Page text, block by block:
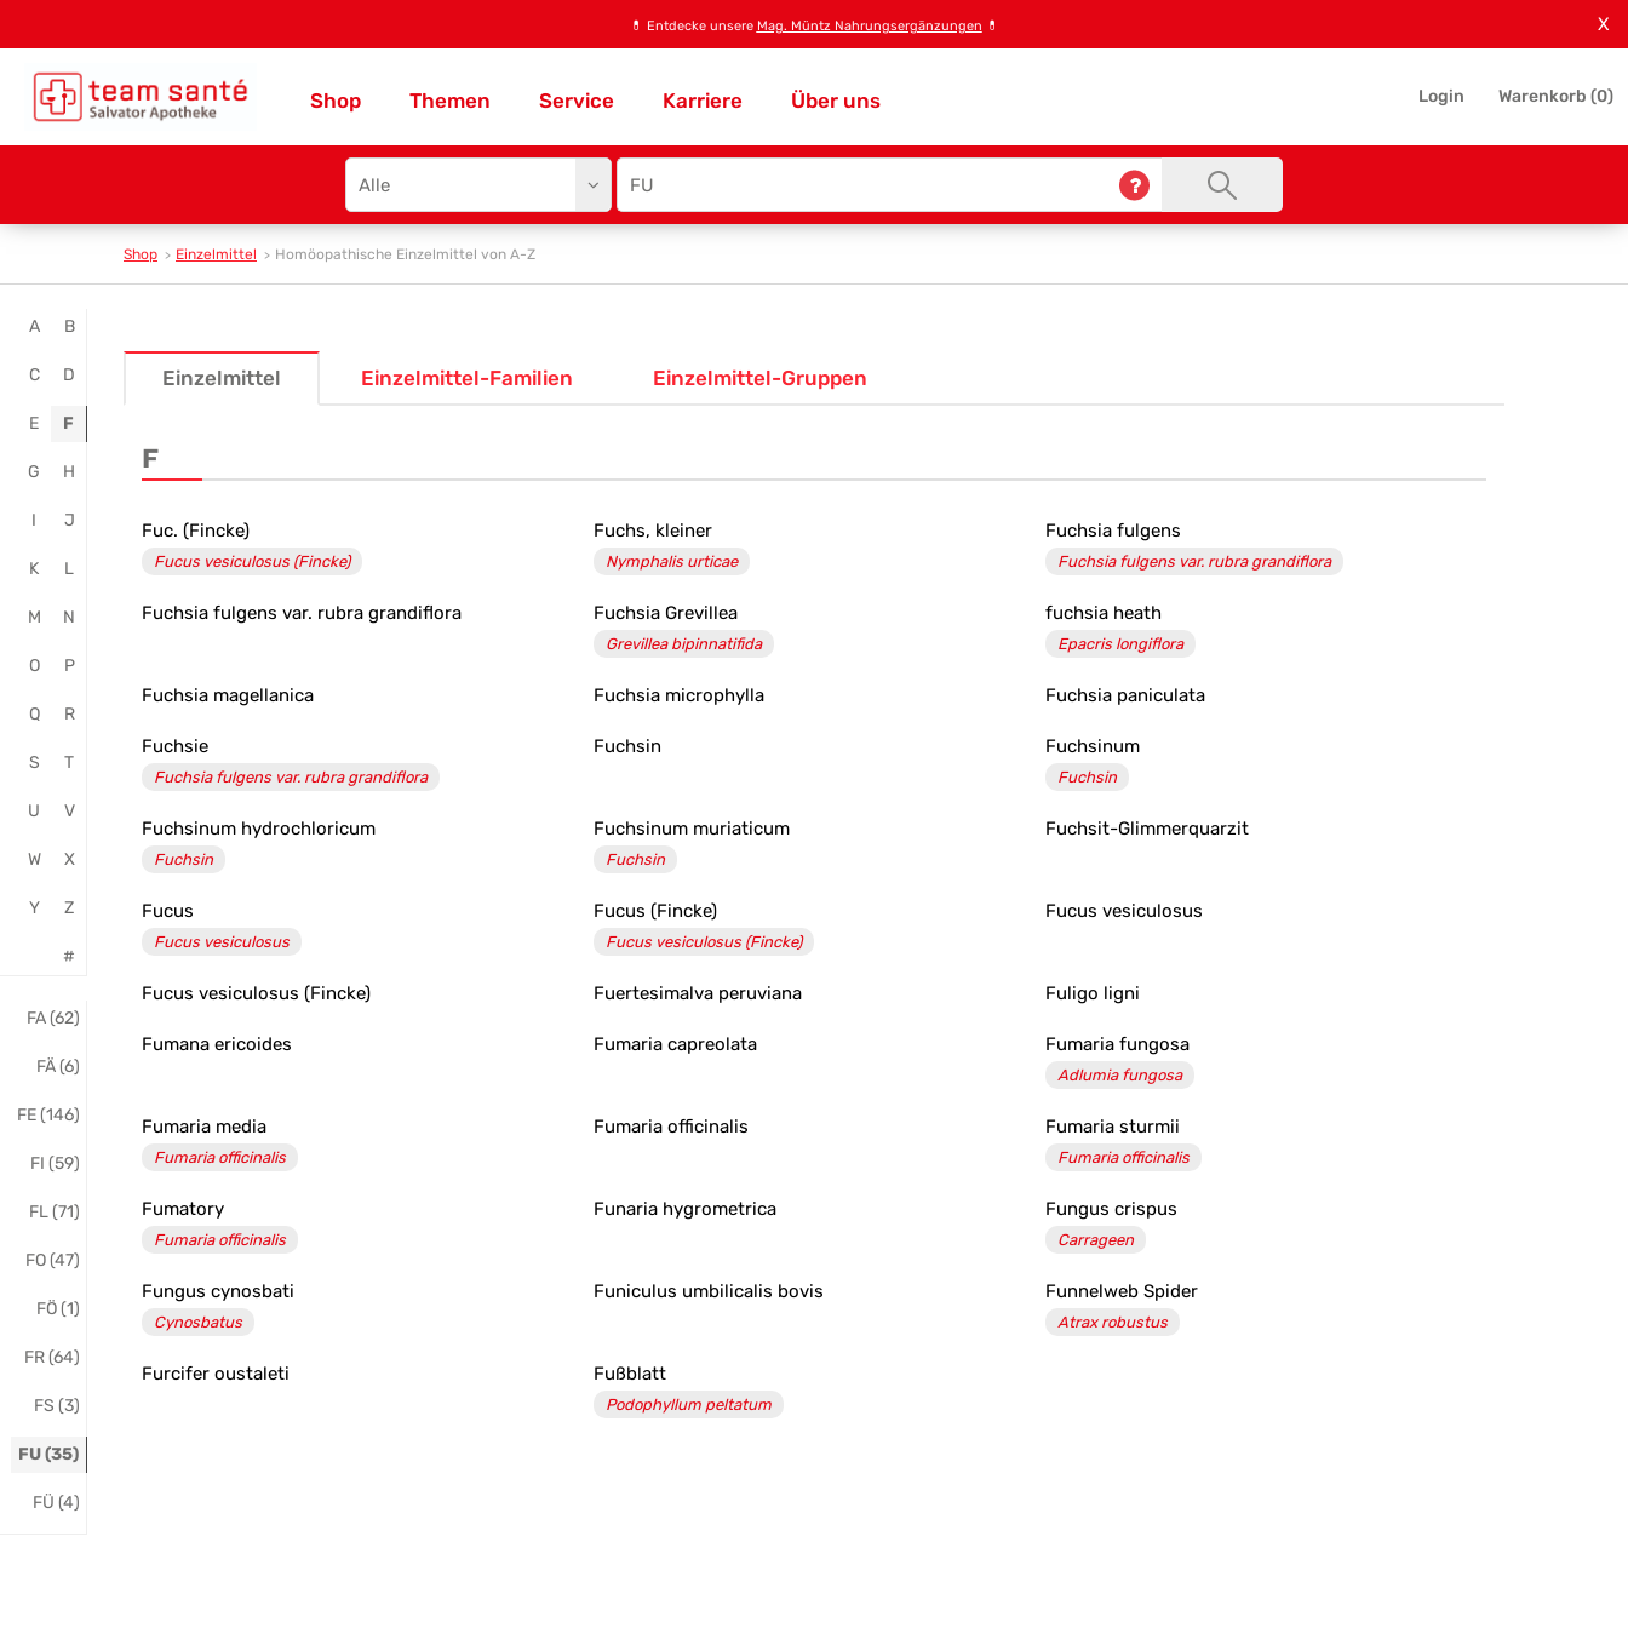
💊 Entdecke unsere Mag. Müntz Nahrungsergänzungen 💊 X
Shop Themen Service Karriere Über uns Login Warenkorb (0)
Search
type
Site
search
Shop Einzelmittel Homöopathische Einzelmittel von A-Z
A B
C D
E F
G H
I J
K L
M N
O P
Q R
S T
U V
W X
Y Z
#
FA (62)
FÄ (6)
FE (146)
FI (59)
FL (71)
FO (47)
FÖ (1)
FR (64)
FS (3)
FU (35)
FÜ (4)
Homöopathie
kaufen
Team
Santé
Salvator
Apotheke
Einzelmittel Einzelmittel-Familien Einzelmittel-Gruppen
F
Fuc. (Fincke)
Fucus vesiculosus (Fincke)
Fuchs, kleiner
Nymphalis urticae
Fuchsia fulgens
Fuchsia fulgens var. rubra grandiflora
Fuchsia fulgens var. rubra grandiflora Fuchsia Grevillea
Grevillea bipinnatifida
fuchsia heath
Epacris longiflora
Fuchsia magellanica Fuchsia microphylla Fuchsia paniculata
Fuchsie
Fuchsia fulgens var. rubra grandiflora
Fuchsin Fuchsinum
Fuchsin
Fuchsinum hydrochloricum
Fuchsin
Fuchsinum muriaticum
Fuchsin
Fuchsit-Glimmerquarzit
Fucus
Fucus vesiculosus
Fucus (Fincke)
Fucus vesiculosus (Fincke)
Fucus vesiculosus
Fucus vesiculosus (Fincke) Fuertesimalva peruviana Fuligo ligni
Fumana ericoides Fumaria capreolata Fumaria fungosa
Adlumia fungosa
Fumaria media
Fumaria officinalis
Fumaria officinalis Fumaria sturmii
Fumaria officinalis
Fumatory
Fumaria officinalis
Funaria hygrometrica Fungus crispus
Carrageen
Fungus cynosbati
Cynosbatus
Funiculus umbilicalis bovis Funnelweb Spider
Atrax robustus
Furcifer oustaleti Fußblatt
Podophyllum peltatum